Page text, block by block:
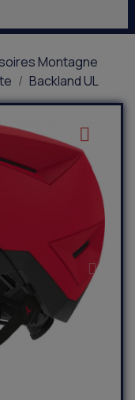
Montagne
Backland UL